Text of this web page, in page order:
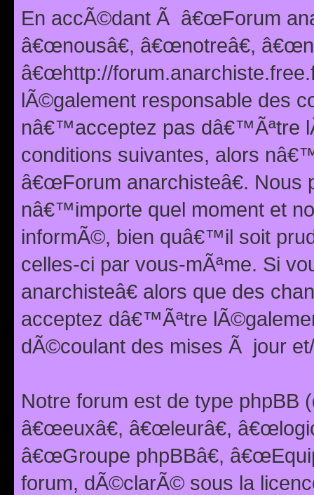
En accÃ©dant Ã â€œForum
â€œnousâ€, â€œnotreâ€,
â€œhttp://
lÃ©galement responsable des
nâ€™acceptez pas dâ€™Ãªtre
conditions suivantes, alors
â€œForum anarchisteâ€.
nâ€™importe quel moment et
informÃ©, bien quâ€™il soit
celles-ci par vous-mÃªme. Si
anarchisteâ€ alors que des
acceptez dâ€™Ãªtre
dÃ©coulant des mises Ã jour
Notre forum est de type phpBB
â€œeuxâ€, â€œleurâ€,
â€œGroupe phpBBâ€,
forum, dÃ©clarÃ© sous la